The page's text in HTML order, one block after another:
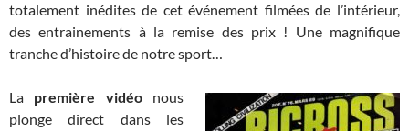
totalement inédites de cet événement filmées de l’intérieur,
des entrainements à la remise des prix ! Une magnifique
tranche d’histoire de notre sport…
La première vidéonous
plonge direct dans les